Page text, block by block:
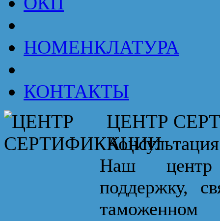
НОМЕНКЛАТУРА
КОНТАКТЫ
ЦЕНТР
Наш центр
поддержку,